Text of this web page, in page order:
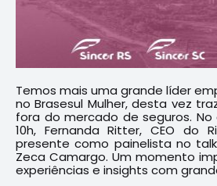
Temos mais uma grande líder
no Brasesul Mulher, desta vez
fora do mercado de seguros. No
10h, Fernanda Ritter, CEO do
presente como painelista no
Zeca Camargo. Um momento
experiências e insights com